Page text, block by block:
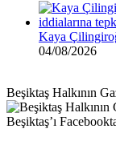
Kaya
04/08/2026
Beşiktaş Halkının
Beşiktaş’ı